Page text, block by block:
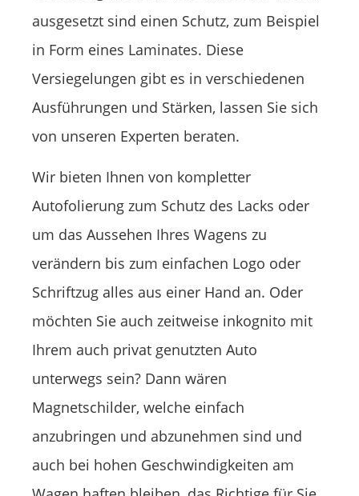
ausgesetzt sind einen Schutz, zum Beispiel
in Form eines Laminates. Diese
Versiegelungen gibt es in verschiedenen
Ausführungen und Stärken, lassen Sie sich
von unseren Experten beraten.
Wir bieten Ihnen von kompletter
Autofolierung zum Schutz des Lacks oder
um das Aussehen Ihres Wagens zu
verändern bis zum einfachen Logo oder
Schriftzug alles aus einer Hand an. Oder
möchten Sie auch zeitweise inkognito mit
Ihrem auch privat genutzten Auto
unterwegs sein? Dann wären
Magnetschilder, welche einfach
anzubringen und abzunehmen sind und
auch bei hohen Geschwindigkeiten am